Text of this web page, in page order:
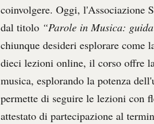
coinvolgere. Oggi, l'Associazione
dal titolo “Parole in Musica:
chiunque desideri esplorare come
dieci lezioni online, il corso offre
musica, esplorando la potenza
permette di seguire le lezioni con
attestato di partecipazione al